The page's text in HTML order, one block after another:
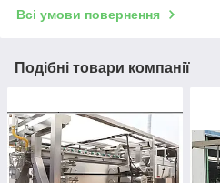
Всі умови повернення
Подібні товари компанії